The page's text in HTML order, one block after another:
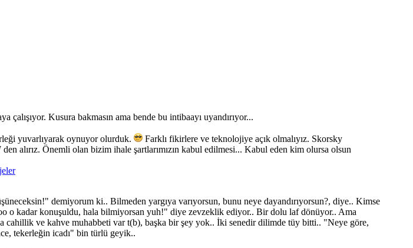
Kusura bakmasın ama bende bu intibaayı uyandırıyor...
yuvarlıyarak oynuyor olurduk.
Farklı fikirlere ve teknolojiye açık olmalıyız. Skorsky
alırız. Önemli olan bizim ihale şartlarımızın kabul edilmesi... Kabul eden kim olursa olsun
demiyorum ki.. Bilmeden yargıya varıyorsun, bunu neye dayandırıyorsun?, diye.. Kimse
o kadar konuşuldu, hala bilmiyorsan yuh!" diye zevzeklik ediyor.. Bir dolu laf dönüyor.. Ama
ve kahve muhabbeti var t(b), başka bir şey yok.. İki senedir dilimde tüy bitti.. "Neye göre,
tekerleğin icadı" bin türlü geyik..